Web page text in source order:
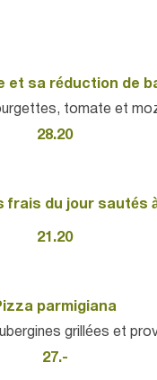
et sa réduction de
tomate et
28.20
du jour sautés à
21.20
parmigiana
grillées et
27.-